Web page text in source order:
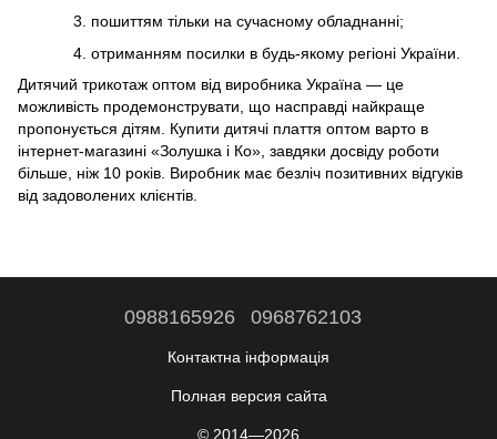
пошиттям тільки на сучасному обладнанні;
отриманням посилки в будь-якому регіоні України.
Дитячий трикотаж оптом від виробника Україна — це
можливість продемонструвати, що насправді найкраще
пропонується дітям. Купити дитячі плаття оптом варто в
інтернет-магазині «Золушка і Ко», завдяки досвіду роботи
більше, ніж 10 років. Виробник має безліч позитивних відгуків
від задоволених клієнтів.
0988165926 0968762103
Контактна інформація
Полная версия сайта
© 2014—2026